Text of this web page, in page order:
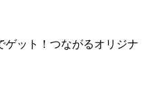
ット！つながるオリジナ